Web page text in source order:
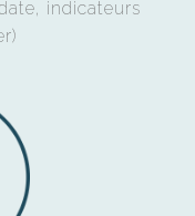
indicateurs